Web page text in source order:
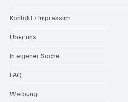
Kontakt / Impressum
Über uns
In eigener Sache
FAQ
Werbung